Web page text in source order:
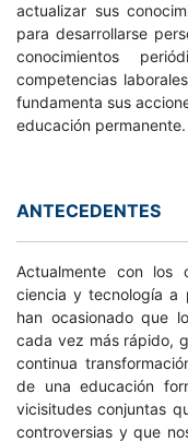
actualizar sus
para desarrollarse
conocimientos
competencias
fundamenta sus
educación permanente.
ANTECEDENTES
Actualmente con los
ciencia y tecnología a
han ocasionado que
cada vez más rápido,
continua
de una educación
vicisitudes conjuntas
controversias y que